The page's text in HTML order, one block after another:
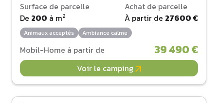
Surface de parcelle
De 200 à m2
Achat de parcelle
À partir de 27600 €
Animaux acceptés Ambiance calme
Mobil-Home à partir de 39 490 €
Voir le camping